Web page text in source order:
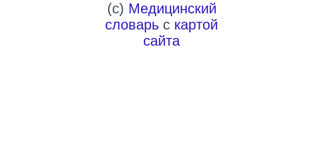
(c) Медицинский
словарь с картой
сайта